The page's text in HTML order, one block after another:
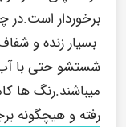
برخوردار
بسیار زنده و
شستشو حتی با آب
میباشند.رنگ ها
رفته و